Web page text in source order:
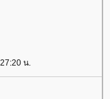
น.